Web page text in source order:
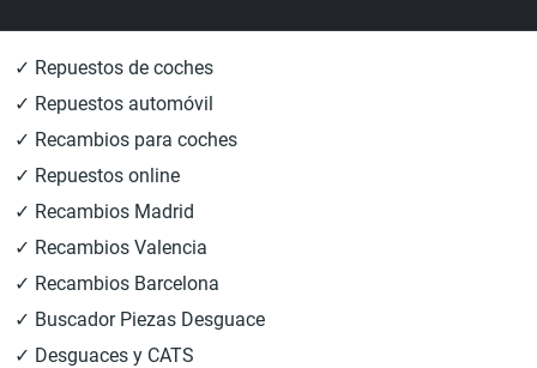
✓ Repuestos de coches
✓ Repuestos automóvil
✓ Recambios para coches
✓ Repuestos online
✓ Recambios Madrid
✓ Recambios Valencia
✓ Recambios Barcelona
✓ Buscador Piezas Desguace
✓ Desguaces y CATS